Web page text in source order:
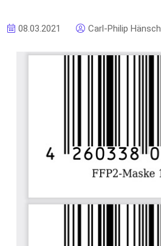
08.03.2021 Carl-Philip Hänsch